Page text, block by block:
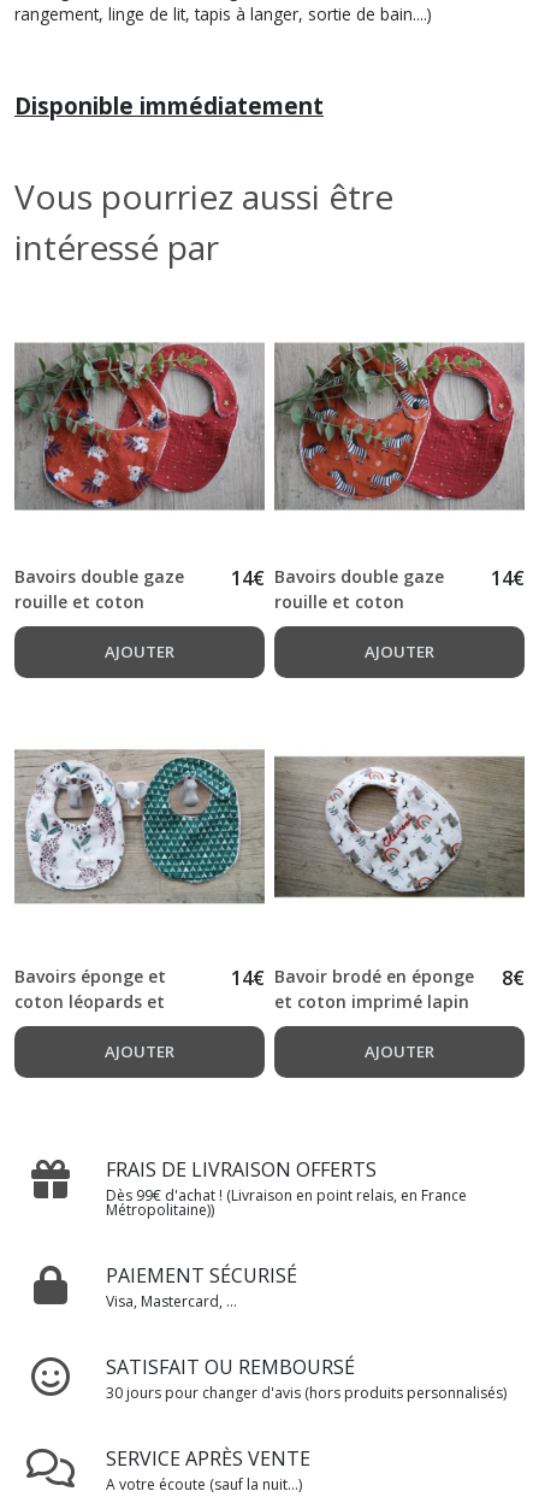
rangement, linge de lit, tapis à langer, sortie de bain....)
Disponible immédiatement
Vous pourriez aussi être
intéressé par
Bavoirs double gaze
rouille et coton
imprimé koala
14€
AJOUTER
Bavoirs double gaze
rouille et coton
imprimé zèbre
14€
AJOUTER
Bavoirs éponge et
coton léopards et
triangles
14€
AJOUTER
Bavoir brodé en éponge
et coton imprimé lapin
ton rouille et taupe
8€
AJOUTER
FRAIS DE LIVRAISON OFFERTS
Dès 99€ d'achat ! (Livraison en point relais, en France
Métropolitaine))
PAIEMENT SÉCURISÉ
Visa, Mastercard, ...
SATISFAIT OU REMBOURSÉ
30 jours pour changer d'avis (hors produits personnalisés)
SERVICE APRÈS VENTE
A votre écoute (sauf la nuit...)